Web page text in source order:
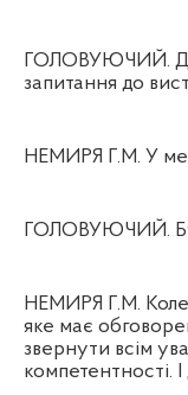
ГОЛОВУЮЧИЙ.
запитання до
НЕМИРЯ Г.М. У
ГОЛОВУЮЧИЙ.
НЕМИРЯ Г.М.
яке має
звернути всім
компетентності.